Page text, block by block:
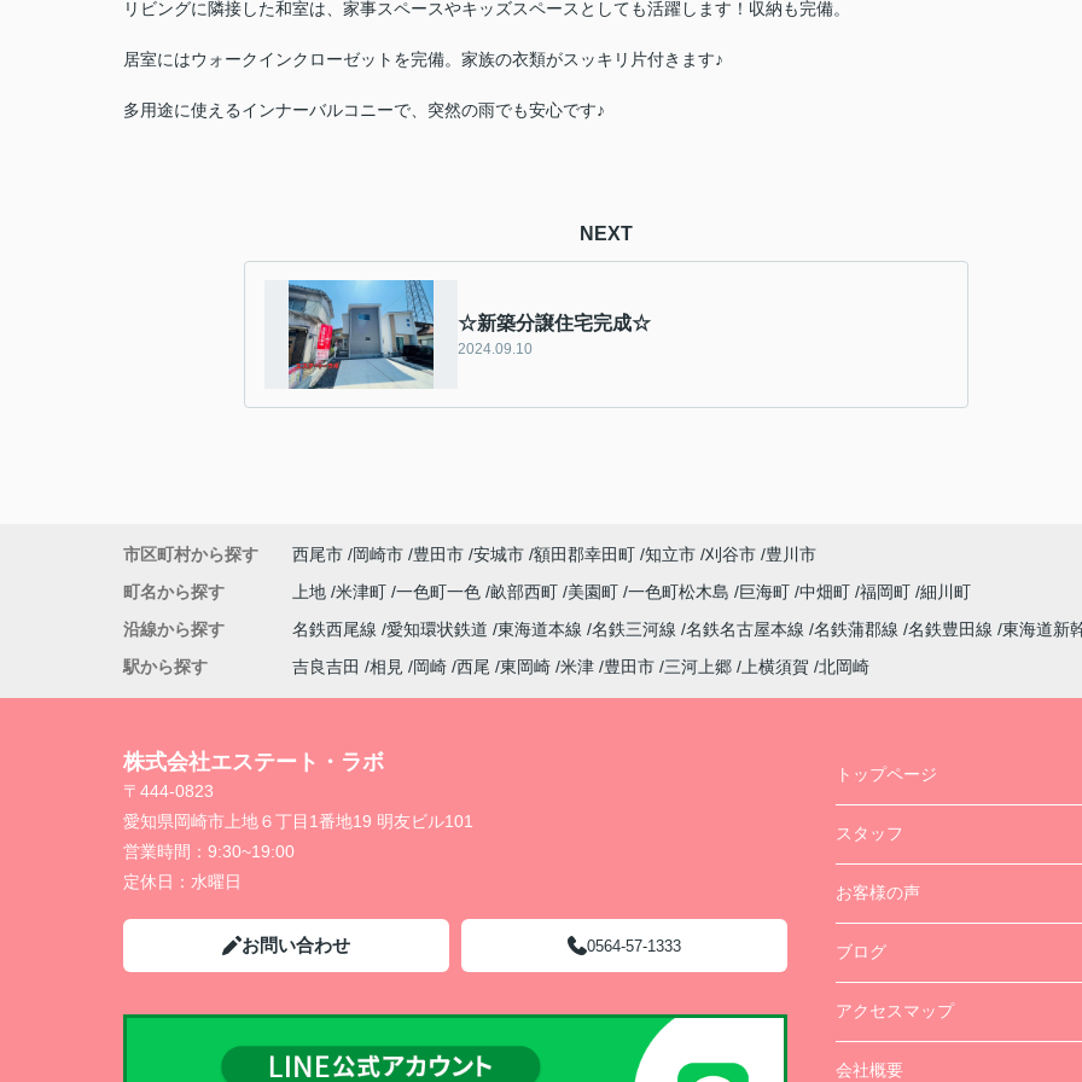
リビングに隣接した和室は、家事スペースやキッズスペースとしても活躍します！収納も完備。
居室にはウォークインクローゼットを完備。家族の衣類がスッキリ片付きます♪
多用途に使えるインナーバルコニーで、突然の雨でも安心です♪
NEXT
☆新築分譲住宅完成☆
2024.09.10
市区町村から探す 西尾市 岡崎市 豊田市 安城市 額田郡幸田町 知立市 刈谷市 豊川市
町名から探す
上地 米津町 一色町一色 畝部西町 美園町 一色町松木島 巨海町 中畑町 福岡町 細川町
沿線から探す
名鉄西尾線 愛知環状鉄道 東海道本線 名鉄三河線 名鉄名古屋本線 名鉄蒲郡線 名鉄豊田線 東海道新
駅から探す
吉良吉田 相見 岡崎 西尾 東岡崎 米津 豊田市 三河上郷 上横須賀 北岡崎
株式会社エステート・ラボ
〒444-0823
愛知県岡崎市上地６丁目1番地19 明友ビル101
営業時間： 9:30~19:00
定休日： 水曜日
お問い合わせ 0564-57-1333
トップページ
スタッフ
お客様の声
ブログ
アクセスマップ
会社概要